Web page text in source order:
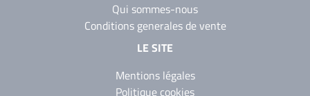
Qui sommes-nous
Conditions generales de vente
LE SITE
Mentions légales
Politique cookies